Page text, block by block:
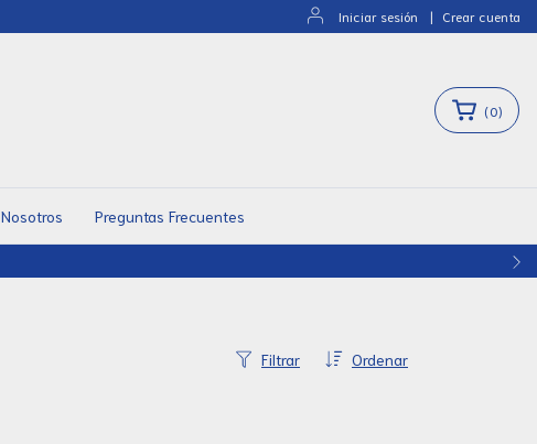
Iniciar sesión | Crear cuenta
(0)
Nosotros Preguntas Frecuentes
Ordenar
Filtrar